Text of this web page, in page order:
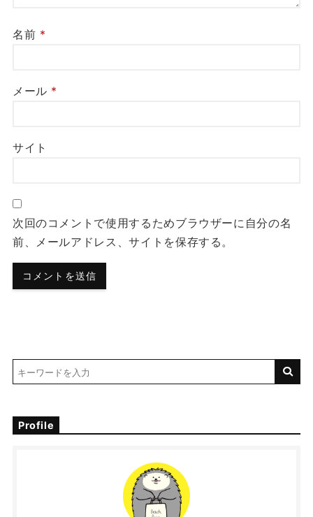
名前 *
メール *
サイト
次回のコメントで使用するためブラウザーに自分の名
前、メールアドレス、サイトを保存する。
Profile